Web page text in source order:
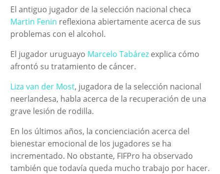
El antiguo jugador de la selección nacional checa
Martin Fenin reflexiona abiertamente acerca de sus
problemas con el alcohol.
El jugador uruguayo Marcelo Tabárezexplica cómo
afrontó su tratamiento de cáncer.
Liza van der Most, jugadora de la selección nacional
neerlandesa, habla acerca de la recuperación de una
grave lesión de rodilla.
En los últimos años, la concienciación acerca del
bienestar emocional de los jugadores se ha
incrementado. No obstante, FIFPro ha observado
también que todavía queda mucho trabajo por hacer.